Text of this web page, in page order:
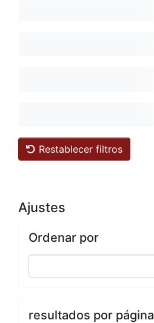
Restablecer filtros
Ajustes
Ordenar por
resultados por página